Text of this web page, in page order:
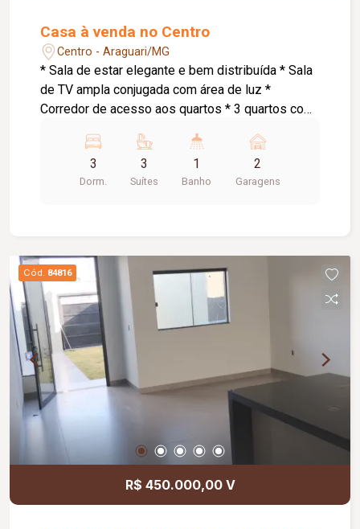
Casa à venda no Centro
Centro - Araguari/MG
* Sala de estar elegante e bem distribuída * Sala
de TV ampla conjugada com área de luz *
Corredor de acesso aos quartos * 3 quartos com
planejados e banheira de hidromassagem * 1
suíte com armários planejados * Cozinha
conjugada com área gourmet ampla *
pequenos * Portão eletrônico * 2 interfones para
maior comodidade e acessibilidade * Energia
solar atendendo as 3 suítes, proporcionando
mais economia e eficiência energética
3
Dorm.
3
Suítes
1
Banho
2
Garagens
Cód. 84816
R$ 450.000,00 V